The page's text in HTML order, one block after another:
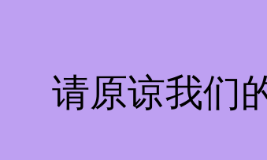
请原谅我们